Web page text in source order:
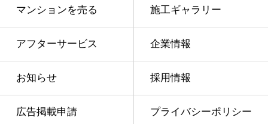
マンションを売る 施工ギャラリー
アフターサービス 企業情報
お知らせ 採用情報
広告掲載申請 プライバシーポリシー